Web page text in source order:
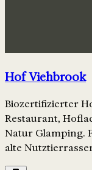
Hof Viehbrook
Biozertifizierter
Restaurant,
Natur Glamping.
alte